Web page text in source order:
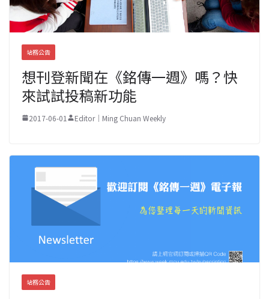
站務公告
想刊登新聞在《銘傳一週》嗎？快
來試試投稿新功能
2017-06-01 Editor｜Ming Chuan Weekly
站務公告